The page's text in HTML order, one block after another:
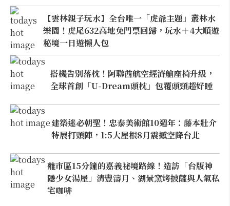
【雲林親子玩水】全台唯一「虎爺主題」叢林水
樂園！虎尾632高地免門票回歸，玩水＋4大順遊
秘境一日遊懶人包
搭機告別落枕！阿聯酋航空經濟艙座椅升級，
全球首創「U-Dream頭枕」包覆頭頸超好睡
建築迷必朝聖！忠泰美術館10週年：藤本壯介
特展打頭陣，1:5大屋根8月震撼空降台北
離市區15分鐘的嘉義祕境路線！造訪「台版神
隱少女湯屋」清豐濤月、湖景窯烤披薩與人氣私
宅咖啡